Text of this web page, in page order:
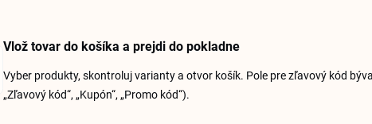
Vlož tovar do košíka a prejdi do pokladne
Vyber produkty, skontroluj varianty a otvor košík. Pole pre zľavový kód
„Zľavový kód“, „Kupón“, „Promo kód“).